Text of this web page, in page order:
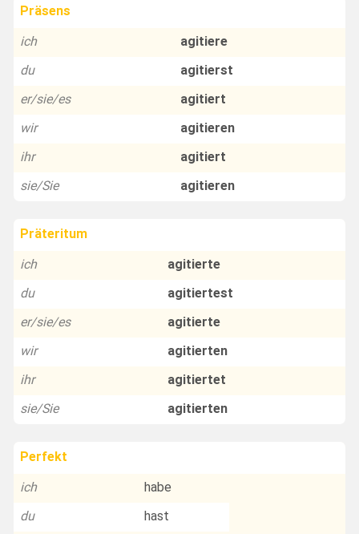
Präsens
ich
agitiere
du
agitierst
er/sie/es
agitiert
wir
agitieren
ihr
agitiert
sie/Sie
agitieren
Präteritum
ich
agitierte
du
agitiertest
er/sie/es
agitierte
wir
agitierten
ihr
agitiertet
sie/Sie
agitierten
Perfekt
ich
habe
du
hast